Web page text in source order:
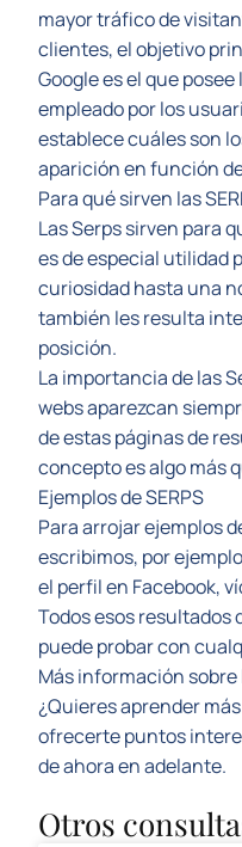
mayor tráfico de
clientes, el objetivo
Google es el que
empleado por los
establece cuáles son
aparición en función
Para qué sirven las
Las Serps sirven para
es de especial utilidad
curiosidad hasta una
también les resulta
posición.
La importancia de las
webs aparezcan
de estas páginas de
concepto es algo más
Ejemplos de SERPS
Para arrojar ejemplos
escribimos, por
el perfil en Facebook,
Todos esos resultados
puede probar con
Más información sobre
¿Quieres aprender
ofrecerte puntos
de ahora en adelante.
Otros